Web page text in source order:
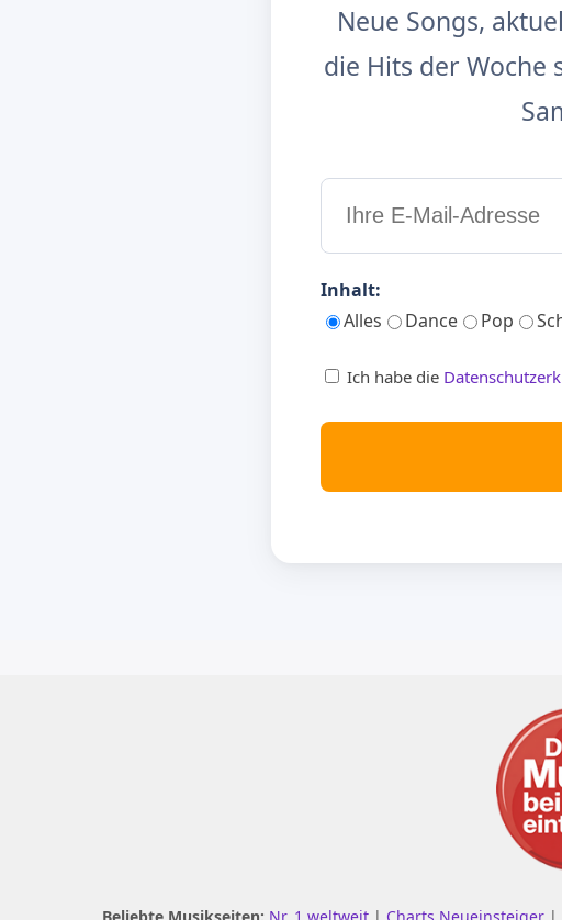
Neue Songs,
die Hits der Woche
Inhalt:
Alles
Dance Pop
Ich habe die